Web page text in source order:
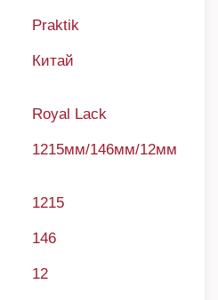
Praktik
Китай
Royal Lack
1215мм/146мм/12мм
1215
146
12